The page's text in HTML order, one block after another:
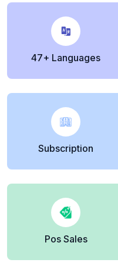
47+ Languages
Subscription
Pos Sales